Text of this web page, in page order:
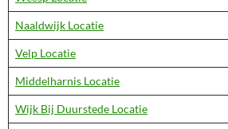
Naaldwijk Locatie
Velp Locatie
Middelharnis Locatie
Wijk Bij Duurstede Locatie